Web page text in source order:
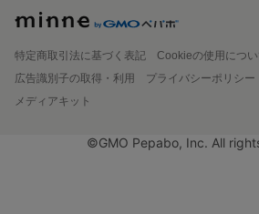
特定商取引法に基づく表記
Cookieの使用につい
広告識別子の取得・利用
プライバシーポリシー
メディアキット
©GMO Pepabo, Inc. All